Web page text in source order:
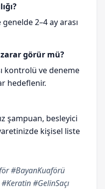
2–4 ay arası
görür mü?
kontrolü ve deneme
hedeflenir.
şampuan, besleyici
kişisel liste
#BayanKuaförü
#GelinSaçı